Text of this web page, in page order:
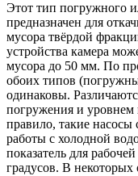
Этот тип погружного
предназначен для
мусора твёрдой
устройства камера
мусора до 50 мм. По
обоих типов
одинаковы.
погружения и
правило, такие
работы с холодной
показатель для
градусов. В некоторых